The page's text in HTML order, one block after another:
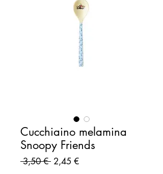
Cucchiaino melamina
Snoopy Friends
3,50 € Prezzo
2,45 €Prezzo